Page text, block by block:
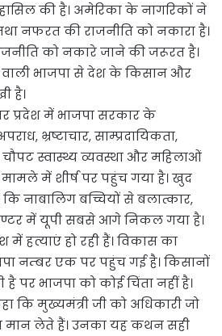
की है। अमेरिका के नागरिकों ने
नफरत की राजनीति को नकारा है।
को नकारे जाने की जरूरत है।
भाजपा से देश के किसान और
है।
प्रदेश में भाजपा सरकार के
भ्रष्टाचार, साम्प्रदायिकता,
चौपट स्वास्थ्य व्यवस्था और महिलाओं
में शीर्ष पर पहुंच गया है। खुद
नाबालिग बच्चियों से बलात्कार,
में यूपी सबसे आगे निकल गया है।
में हत्याएं हो रही हैं। विकास का
नम्बर एक पर पहुंच गई है। किसानों
पर भाजपा को कोई चिंता नहीं है।
कि मुख्यमंत्री जी को अधिकारी जो
मान लेते हैं। उनका यह कथन सही